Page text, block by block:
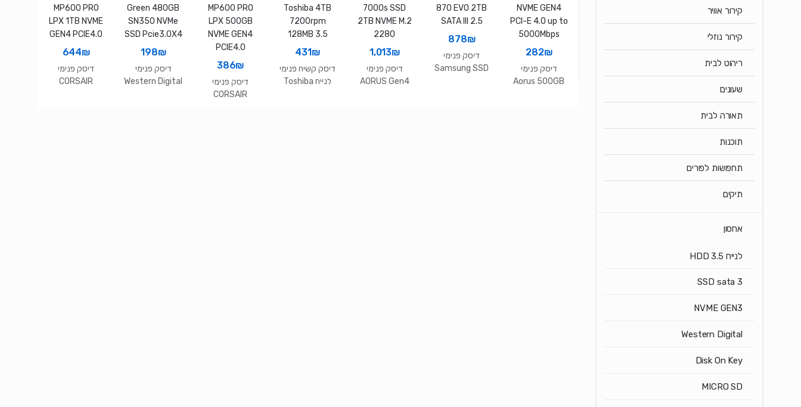
282₪
דיסק פנימי
Aorus 500GB
878₪
דיסק פנימי
Samsung SSD
1,013₪
דיסק פנימי
AORUS Gen4
431 ₪
דיסק קשיח פנימי
לנייח Toshiba
386₪
דיסק פנימי
CORSAIR
198₪
דיסק פנימי
Western Digital
644₪
דיסק פנימי
CORSAIR
קירור אוויר
קירור נוזלי
ריהוט לבית
שעונים
תאורה לבית
תוכנות
תחפושות לפורים
תיקים
אחסון
לנייח HDD 3.5
SSD sata 3
NVME GEN3
Western Digital
Disk On Key
MICRO SD